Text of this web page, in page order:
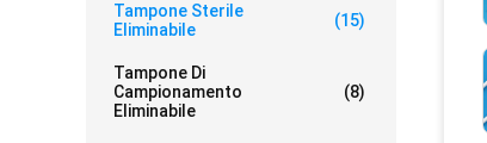
Tampone Sterile
Eliminabile
(15)
Tampone Di
Campionamento
Eliminabile
(8)